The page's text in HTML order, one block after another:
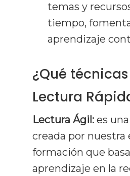
temas y
tiempo,
aprendizaje
¿Qué
Lectura
Lectura Ágil: es
creada por nuestra
formación que
aprendizaje en la